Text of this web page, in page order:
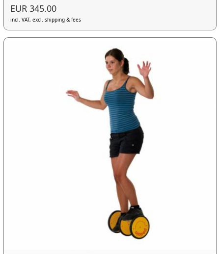
EUR 345.00
incl. VAT, excl. shipping & fees